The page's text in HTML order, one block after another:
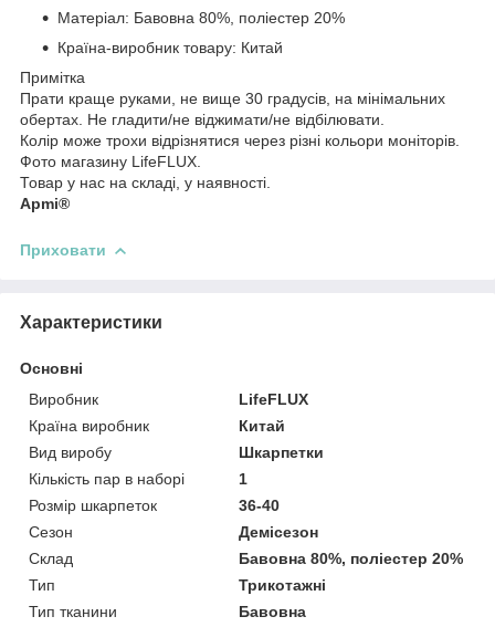
Матеріал: Бавовна 80%, поліестер 20%
Країна-виробник товару: Китай
Примітка
Прати краще руками, не вище 30 градусів, на мінімальних
обертах. Не гладити/не віджимати/не відбілювати.
Колір може трохи відрізнятися через різні кольори моніторів.
Фото магазину LifeFLUX.
Товар у нас на складі, у наявності.
Apmi®
Приховати
Характеристики
Основні
Виробник
LifeFLUX
Країна виробник
Китай
Вид виробу
Шкарпетки
Кількість пар в наборі
1
Розмір шкарпеток
36-40
Сезон
Демісезон
Склад
Бавовна 80%, поліестер 20%
Тип
Трикотажні
Тип тканини
Бавовна